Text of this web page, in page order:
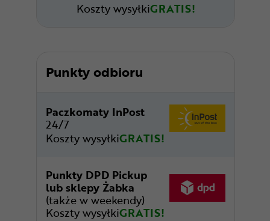
Koszty wysyłkiGRATIS!
Punkty odbioru
Paczkomaty InPost
24/7
Koszty wysyłkiGRATIS!
Punkty DPD Pickup
lub sklepy Żabka
(także w weekendy)
Koszty wysyłkiGRATIS!